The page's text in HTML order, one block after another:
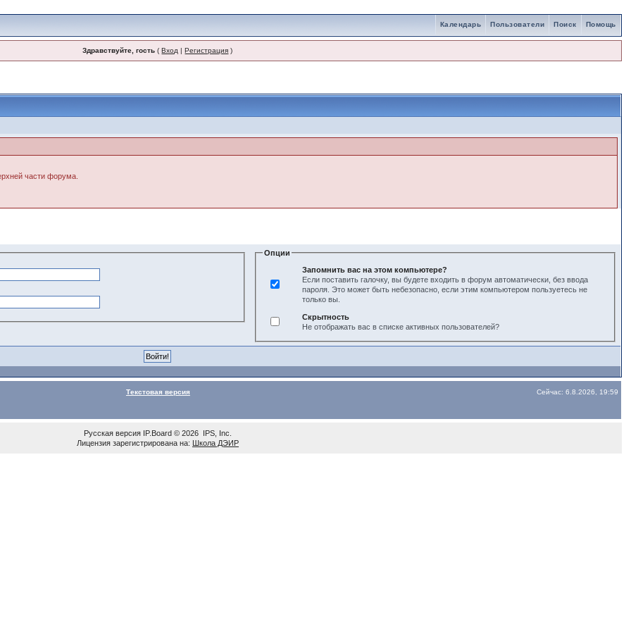
Помощь
Поиск
Пользователи
Календарь
Здравствуйте, гость (Вход |Регистрация )
части форума.
Опции
Запомнить вас на этом компьютере?
Если поставить галочку, вы будете входить в форум автоматически, без ввода
пароля. Это может быть небезопасно, если этим компьютером пользуетесь не
только вы.
Скрытность
Не отображать вас в списке активных пользователей?
Текстовая версия Сейчас: 6.8.2026, 19:59
Русская версия IP.Board© 2026 IPS, Inc
Лицензия зарегистрирована на: Школа ДЭИР